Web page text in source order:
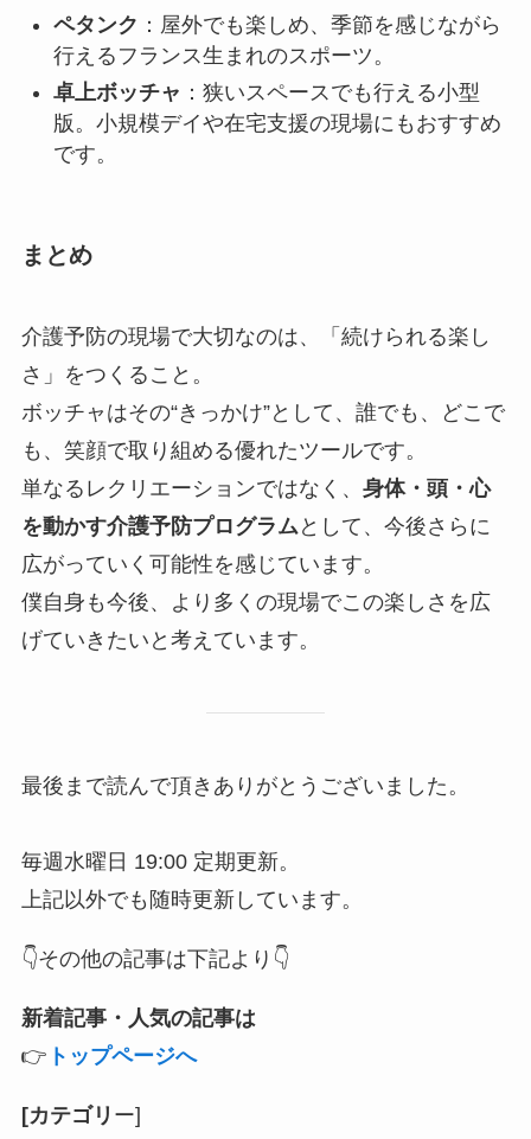
ペタンク ：屋外でも楽しめ、季節を感じながら
行えるフランス生まれのスポーツ。
卓上ボッチャ ：狭いスペースでも行える小型
版。小規模デイや在宅支援の現場にもおすすめ
です。
まとめ
介護予防の現場で大切なのは、「続けられる楽し
さ」をつくること。
ボッチャはその“きっかけ”として、誰でも、どこで
も、笑顔で取り組める優れたツールです。
単なるレクリエーションではなく、 身体・頭・心
を動かす介護予防プログラムとして、今後さらに
広がっていく可能性を感じています。
僕自身も今後、より多くの現場でこの楽しさを広
げていきたいと考えています。
最後まで読んで頂きありがとうございました。
毎週水曜日 19:00 定期更新。
上記以外でも随時更新しています。
👇その他の記事は下記より👇
新着記事・人気の記事は
👉 トップページへ
[カテゴリ ー]